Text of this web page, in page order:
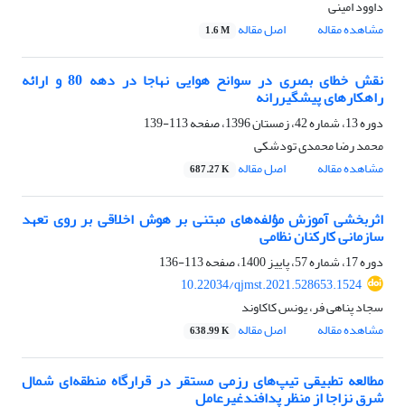
داوود امینی
مشاهده مقاله
اصل مقاله 1.6 M
نقش خطای بصری در سوانح هوایی نهاجا در دهه 80 و ارائه
راهکارهای پیشگیررانه
دوره 13، شماره 42، زمستان 1396، صفحه
113-139
محمد رضا محمدی تودشکی
مشاهده مقاله
اصل مقاله 687.27 K
اثربخشی آموزش مؤلفه‌های مبتنی بر هوش اخلاقی بر روی تعهد
سازمانی کارکنان نظامی
دوره 17، شماره 57، پاییز 1400، صفحه
113-136
10.22034/qjmst.2021.528653.1524
سجاد پناهی فر، یونس کاکاوند
مشاهده مقاله
اصل مقاله 638.99 K
مطالعه تطبیقی تیپ‌های رزمی مستقر در قرارگاه منطقه‌ای شمال
شرق نزاجا از منظر پدافندغیرعامل